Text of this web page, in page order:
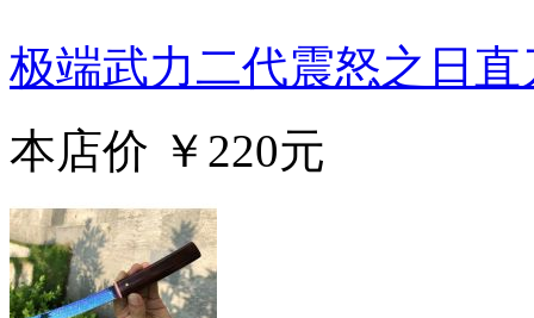
极端武力二代震怒之日直
本店价 ￥220元